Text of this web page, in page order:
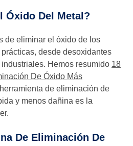
Óxido Del Metal?
de eliminar el óxido de los
desde desoxidantes
Hemos resumido 18
De Óxido Más
de eliminación de
y menos dañina es la
De Eliminación De